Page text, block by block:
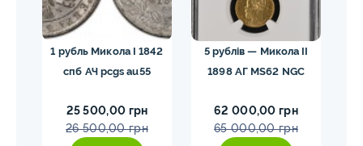
1 рубль Микола I 1842
спб АЧ pcgs au55
25 500,00 грн
26 500,00 грн
5 рублів — Микола II
1898 АГ MS62 NGC
62 000,00 грн
65 000,00 грн